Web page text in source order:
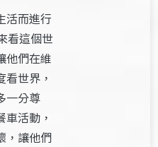
活而進行
看這個世
他們在維
世界，
一分尊
活動，
，讓他們